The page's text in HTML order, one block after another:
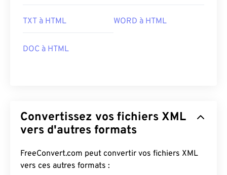
TXT à HTML WORD à HTML
DOC à HTML
Convertissez vos fichiers XML
vers d'autres formats
FreeConvert.com peut convertir vos fichiers XML
vers ces autres formats :